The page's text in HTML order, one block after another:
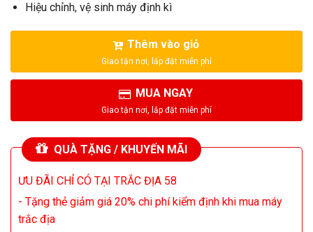
Hiệu chỉnh, vệ sinh máy định kì
Thêm vào giỏ
MUA NGAY
QUÀ TẶNG / KHUYẾN MÃI
ƯU ĐÃI CHỈ CÓ TẠI TRẮC ĐỊA 58
- Tặng thẻ giảm giá 20% chi phí kiểm định khi mua máy
trắc địa